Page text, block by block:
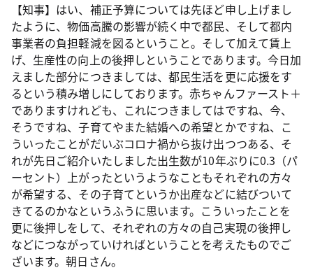
【知事】はい、補正予算については先ほど申し上げまし
たように、物価高騰の影響が続く中で都民、そして都内
事業者の負担軽減を図るということ。そして加えて賃上
げ、生産性の向上の後押しということであります。今日加
えました部分につきましては、都民生活を更に応援をす
るという積み増しにしております。赤ちゃんファースト＋
でありますけれども、これにつきましてはですね、今、
そうですね、子育てやまた結婚への希望とかですね、こ
ういったことがだいぶコロナ禍から抜け出つつある、そ
れが先日ご紹介いたしました出生数が10年ぶりに0.3（パ
ーセント）上がったというようなこともそれぞれの方々
が希望する、その子育てというか出産などに結びついて
きてるのかなというふうに思います。こういったことを
更に後押しをして、それぞれの方々の自己実現の後押し
などにつながっていければということを考えたものでご
ざいます。朝日さん。